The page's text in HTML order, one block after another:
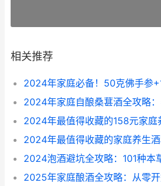
相关推荐